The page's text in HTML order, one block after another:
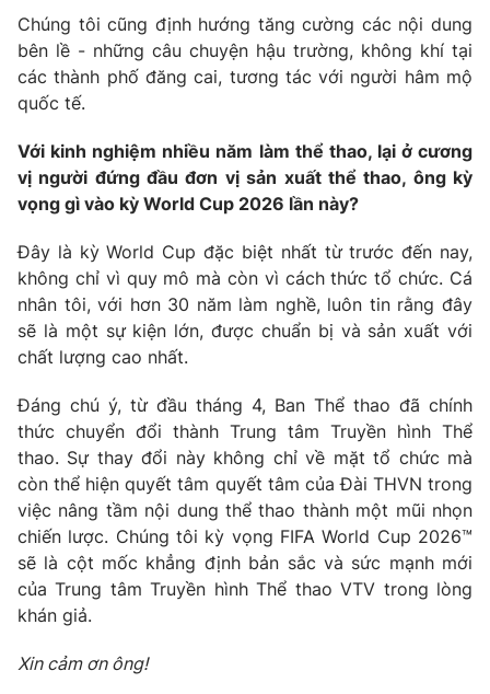
Chúng tôi cũng định hướng tăng cường các nội dung
bên lề - những câu chuyện hậu trường, không khí tại
các thành phố đăng cai, tương tác với người hâm mộ
quốc tế.
Với kinh nghiệm nhiều năm làm thể thao, lại ở cương
vị người đứng đầu đơn vị sản xuất thể thao, ông kỳ
vọng gì vào kỳ World Cup 2026 lần này?
Đây là kỳ World Cup đặc biệt nhất từ trước đến nay,
không chỉ vì quy mô mà còn vì cách thức tổ chức. Cá
nhân tôi, với hơn 30 năm làm nghề, luôn tin rằng đây
sẽ là một sự kiện lớn, được chuẩn bị và sản xuất với
chất lượng cao nhất.
Đáng chú ý, từ đầu tháng 4, Ban Thể thao đã chính
thức chuyển đổi thành Trung tâm Truyền hình Thể
thao. Sự thay đổi này không chỉ về mặt tổ chức mà
còn thể hiện quyết tâm quyết tâm của Đài THVN trong
việc nâng tầm nội dung thể thao thành một mũi nhọn
chiến lược. Chúng tôi kỳ vọng FIFA World Cup 2026™
sẽ là cột mốc khẳng định bản sắc và sức mạnh mới
của Trung tâm Truyền hình Thể thao VTV trong lòng
khán giả.
Xin cảm ơn ông!